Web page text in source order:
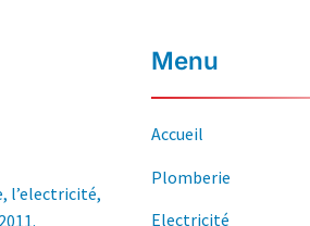
l’electricité,
Menu
Accueil
Plomberie
Electricité